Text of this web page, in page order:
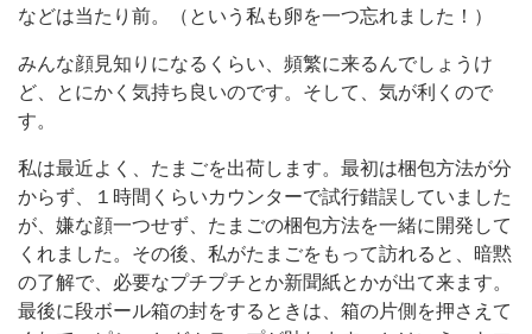
などは当たり前。（という私も卵を一つ忘れました！）
みんな顔見知りになるくらい、頻繁に来るんでしょうけ
ど、とにかく気持ち良いのです。そして、気が利くので
す。
私は最近よく、たまごを出荷します。最初は梱包方法が分
からず、１時間くらいカウンターで試行錯誤していました
が、嫌な顔一つせず、たまごの梱包方法を一緒に開発して
くれました。その後、私がたまごをもって訪れると、暗黙
の了解で、必要なプチプチとか新聞紙とかが出て来ます。
最後に段ボール箱の封をするときは、箱の片側を押さえて